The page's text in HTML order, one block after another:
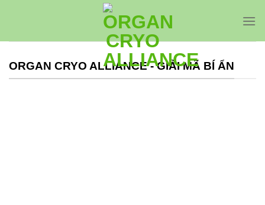
ORGAN CRYO ALLIANCE - GIẢI MÃ BÍ ẨN